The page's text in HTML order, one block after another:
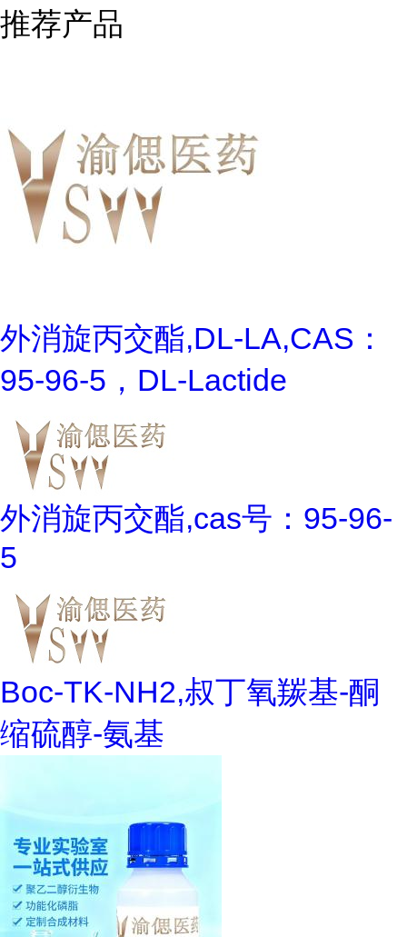
推荐产品
外消旋丙交酯,DL-LA,CAS：
95-96-5，DL-Lactide
外消旋丙交酯,cas号：95-96-
5
Boc-TK-NH2,叔丁氧羰基-酮
缩硫醇-氨基